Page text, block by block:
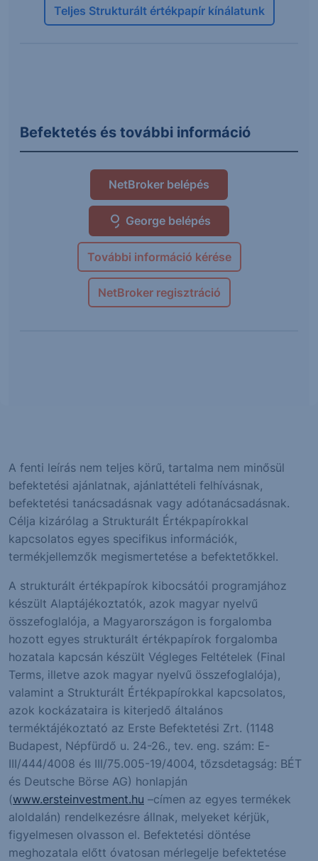
Teljes Strukturált értékpapír kínálatunk
Befektetés és további információ
NetBroker belépés
George belépés
További információ kérése
NetBroker regisztráció
A fenti leírás nem teljes körű, tartalma nem minősül
befektetési ajánlatnak, ajánlattételi felhívásnak,
befektetési tanácsadásnak vagy adótanácsadásnak.
Célja kizárólag a Strukturált Értékpapírokkal
kapcsolatos egyes specifikus információk,
termékjellemzők megismertetése a befektetőkkel.
A strukturált értékpapírok kibocsátói programjához
készült Alaptájékoztatók, azok magyar nyelvű
összefoglalója, a Magyarországon is forgalomba
hozott egyes strukturált értékpapírok forgalomba
hozatala kapcsán készült Végleges Feltételek (Final
Terms, illetve azok magyar nyelvű összefoglalója),
valamint a Strukturált Értékpapírokkal kapcsolatos,
azok kockázataira is kiterjedő általános
terméktájékoztató az Erste Befektetési Zrt. (1148
Budapest, Népfürdő u. 24-26., tev. eng. szám: E-
III/444/4008 és III/75.005-19/4004, tőzsdetagság: BÉT
és Deutsche Börse AG) honlapján
(www.ersteinvestment.hu –címen az egyes termékek
aloldalán) rendelkezésre állnak, melyeket kérjük,
figyelmesen olvasson el. Befektetési döntése
meghozatala előtt óvatosan mérlegelje befektetése